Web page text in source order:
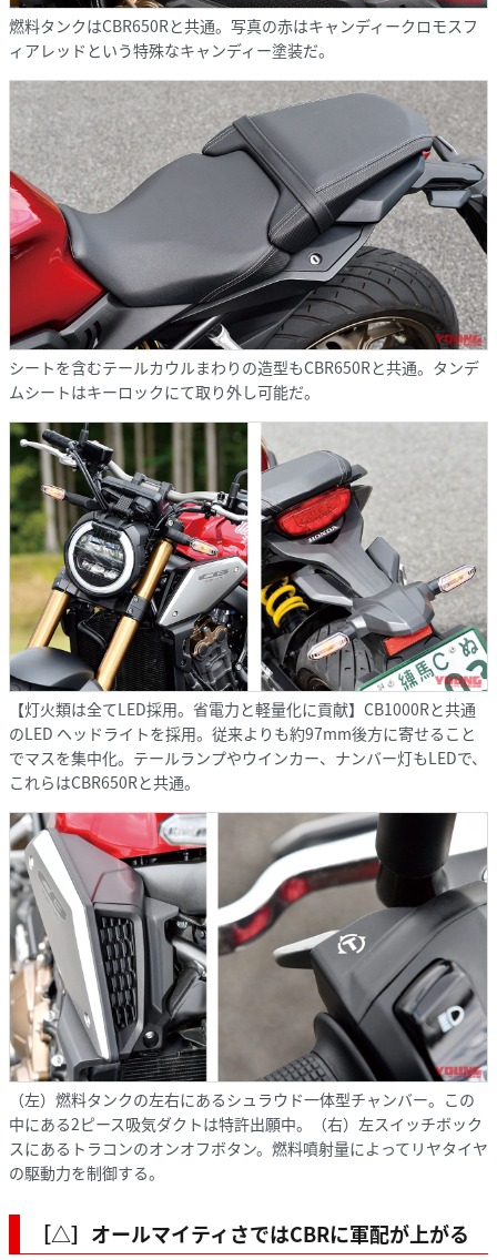
燃料タンクはCBR650Rと共通。写真の赤はキャンディークロモスフ
ィアレッドという特殊なキャンディー塗装だ。
シートを含むテールカウルまわりの造型もCBR650Rと共通。タンデ
ムシートはキーロックにて取り外し可能だ。
【灯火類は全てLED採用。省電力と軽量化に貢献】CB1000Rと共通
のLED ヘッドライトを採用。従来よりも約97mm後方に寄せること
でマスを集中化。テールランプやウインカー、ナンバー灯もLEDで、
これらはCBR650Rと共通。
（左）燃料タンクの左右にあるシュラウド一体型チャンバー。この
中にある2ピース吸気ダクトは特許出願中。（右）左スイッチボック
スにあるトラコンのオンオフボタン。燃料噴射量によってリヤタイヤ
の駆動力を制御する。
［△］オールマイティさではCBRに軍配が上がる